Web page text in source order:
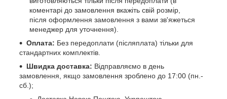
коментарі до замовлення вкажіть свій розмір,
після оформлення замовлення з вами зв'яжеться
менеджер для уточнення).
Оплата: Без передоплати (післяплата) тільки для
стандартних комплектів.
Швидка доставка: Відправляємо в день
замовлення, якщо замовлення зроблено до 17:00 (пн.-
сб.);